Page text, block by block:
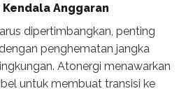
Anggaran
dipertimbangkan, penting
penghematan jangka
Atonergi menawarkan
untuk membuat transisi ke